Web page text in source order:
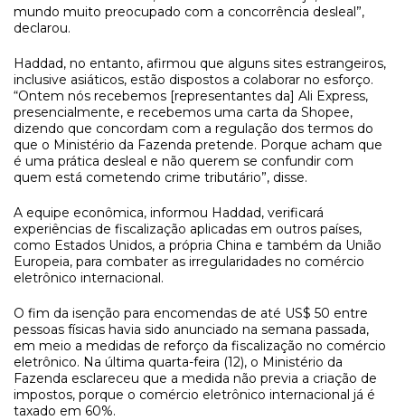
mundo muito preocupado com a concorrência desleal”,
declarou.
Haddad, no entanto, afirmou que alguns sites estrangeiros,
inclusive asiáticos, estão dispostos a colaborar no esforço.
“Ontem nós recebemos [representantes da] Ali Express,
presencialmente, e recebemos uma carta da Shopee,
dizendo que concordam com a regulação dos termos do
que o Ministério da Fazenda pretende. Porque acham que
é uma prática desleal e não querem se confundir com
quem está cometendo crime tributário”, disse.
A equipe econômica, informou Haddad, verificará
experiências de fiscalização aplicadas em outros países,
como Estados Unidos, a própria China e também da União
Europeia, para combater as irregularidades no comércio
eletrônico internacional.
O fim da isenção para encomendas de até US$ 50 entre
pessoas físicas havia sido anunciado na semana passada,
em meio a medidas de reforço da fiscalização no comércio
eletrônico. Na última quarta-feira (12), o Ministério da
Fazenda esclareceu que a medida não previa a criação de
impostos, porque o comércio eletrônico internacional já é
taxado em 60%.